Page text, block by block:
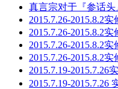
真言宗对于『参话
2015.7.26-2015.8.2
2015.7.26-2015.8.2
2015.7.26-2015.8.2
2015.7.26-2015.8.2
2015.7.19-2015.7.26
2015.7.19-2015.7.26